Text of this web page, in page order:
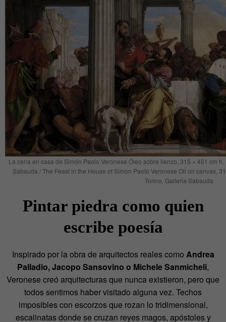
La cena en casa de Simón Paolo Veronese Óleo sobre lienzo, 315 × 451 cm
Sabauda / The Feast in the House of Simon Paolo Veronese Oil on canvas,
Torino, Galleria Sabauda
Pintar piedra como quien
escribe poesía
Inspirado por la obra de arquitectos reales como Andrea
Palladio, Jacopo Sansovino o MicheleSanmicheli,
Veronese creó arquitecturas que nunca existieron, pero que
todos sentimos haber visitado alguna vez. Techos
imposibles con escorzos que rozan lo tridimensional,
escalinatas donde se cruzan reyes magos, apóstoles y